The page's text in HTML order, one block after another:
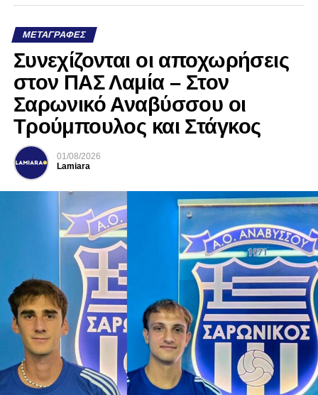
ΜΕΤΑΓΡΑΦΈΣ
Συνεχίζονται οι αποχωρήσεις
στον ΠΑΣ Λαμία – Στον
Σαρωνικό Αναβύσσου οι
Τρούμπουλος και Στάγκος
01/08/2026
Lamiara